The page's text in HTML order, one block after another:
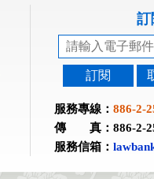
訂
訂閱
服務專線： 886-2-
傳 真：886-2-
服務信箱：